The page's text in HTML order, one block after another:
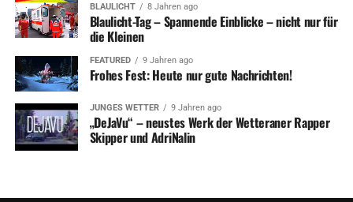
BLAULICHT 8 Jahren ago
Blaulicht-Tag – Spannende Einblicke – nicht nur für
die Kleinen
FEATURED 9 Jahren ago
Frohes Fest: Heute nur gute Nachrichten!
JUNGES WETTER 9 Jahren ago
„DeJaVu“ – neustes Werk der Wetteraner Rapper
Skipper und AdriNalin